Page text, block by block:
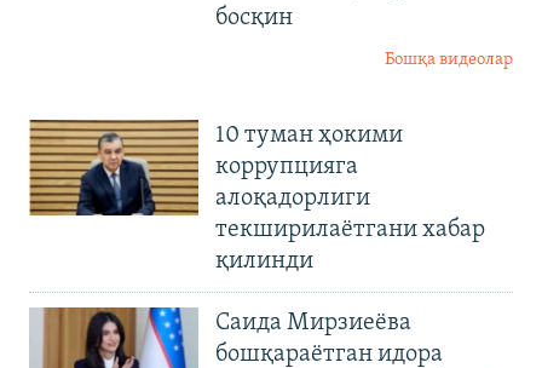
босқин
Бошқа видеолар
10 туман ҳокими
коррупцияга
алоқадорлиги
текширилаётгани хабар
қилинди
Саида Мирзиеёва
бошқараётган идора